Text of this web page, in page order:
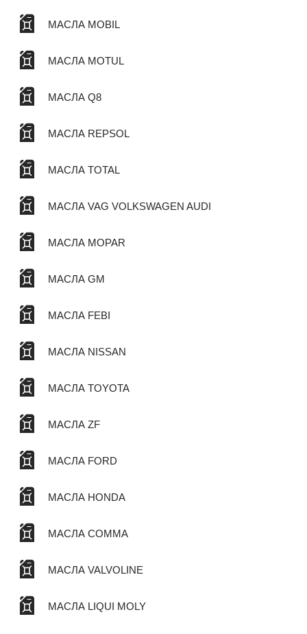
МАСЛА MOBIL
МАСЛА MOTUL
МАСЛА Q8
МАСЛА REPSOL
МАСЛА TOTAL
МАСЛА VAG VOLKSWAGEN AUDI
МАСЛА MOPAR
МАСЛА GM
МАСЛА FEBI
МАСЛА NISSAN
МАСЛА TOYOTA
МАСЛА ZF
МАСЛА FORD
МАСЛА HONDA
МАСЛА COMMA
МАСЛА VALVOLINE
МАСЛА LIQUI MOLY